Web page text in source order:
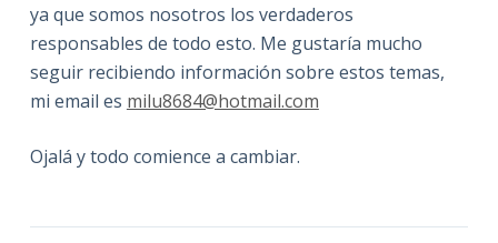
ya que somos nosotros los verdaderos
responsables de todo esto. Me gustaría mucho
seguir recibiendo información sobre estos temas,
mi email es milu8684@hotmail.com
Ojalá y todo comience a cambiar.